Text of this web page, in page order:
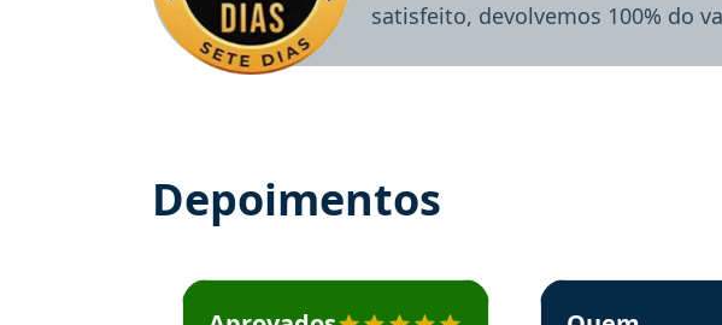
satisfeito, devolvemos 100% do
Depoimentos
Estudante José recomenda o Aprova Concursos em depoimento
Estudante Sergio